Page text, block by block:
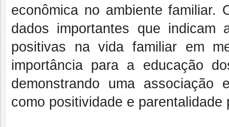
econômica no ambiente familiar.
dados importantes que indicam
positivas na vida familiar em
importância para a educação
demonstrando uma associação
como positividade e